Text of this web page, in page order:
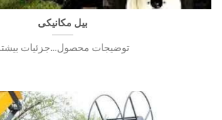
بیل مکانیکی
توضیجات محصول...جزئیات